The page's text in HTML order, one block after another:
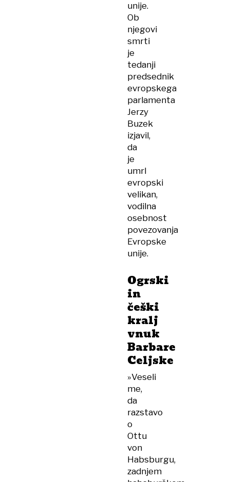
unije.
Ob
njegovi
smrti
je
tedanji
predsednik
evropskega
parlamenta
Jerzy
Buzek
izjavil,
da
je
umrl
evropski
velikan,
vodilna
osebnost
povezovanja
Evropske
unije.
Ogrski
in
češki
kralj
vnuk
Barbare
Celjske
»Veseli
me,
da
razstavo
o
Ottu
von
Habsburgu,
zadnjem